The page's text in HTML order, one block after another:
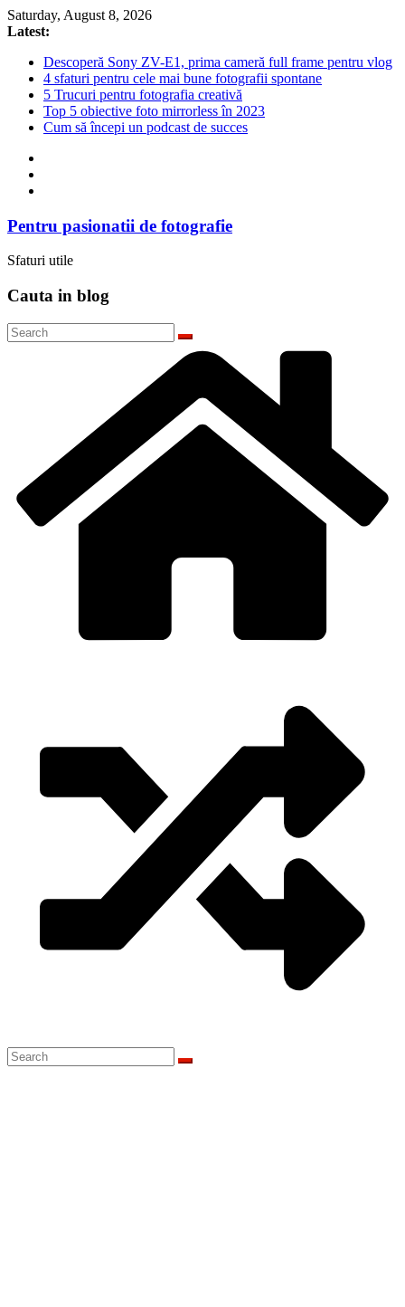
Skip
to
Saturday, August 8, 2026
Latest:
Descoperă Sony ZV-E1, prima cameră full frame pentru vlog
4 sfaturi pentru cele mai bune fotografii spontane
5 Trucuri pentru fotografia creativă
Top 5 obiective foto mirrorless în 2023
Cum să începi un podcast de succes
Pentru pasionatii de fotografie
Sfaturi utile
Cauta in blog